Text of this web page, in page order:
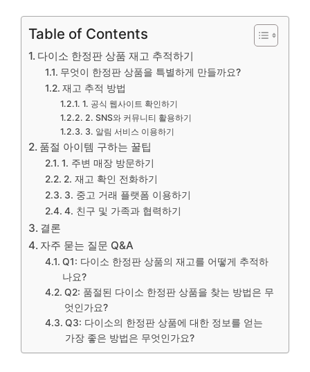
Table of Contents
다이소 한정판 상품 재고 추적하기
무엇이 한정판 상품을 특별하게 만들까요?
재고 추적 방법
1. 공식 웹사이트 확인하기
2. SNS와 커뮤니티 활용하기
3. 알림 서비스 이용하기
품절 아이템 구하는 꿀팁
1. 주변 매장 방문하기
2. 재고 확인 전화하기
3. 중고 거래 플랫폼 이용하기
4. 친구 및 가족과 협력하기
결론
자주 묻는 질문 Q&A
Q1: 다이소 한정판 상품의 재고를 어떻게 추적하
나요?
Q2: 품절된 다이소 한정판 상품을 찾는 방법은 무
엇인가요?
Q3: 다이소의 한정판 상품에 대한 정보를 얻는
가장 좋은 방법은 무엇인가요?